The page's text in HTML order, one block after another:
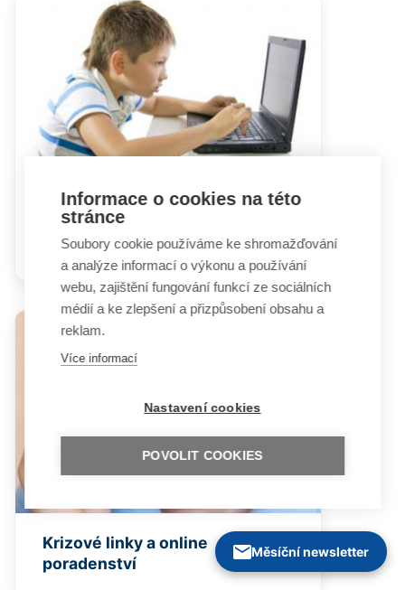
Nebezpečné závislosti v období
karantény
Krizové linky a online
poradenství
Měsíční newsletter
Informace o cookies na této
stránce
Soubory cookie používáme ke shromažďování
a analýze informací o výkonu a používání
webu, zajištění fungování funkcí ze sociálních
médií a ke zlepšení a přizpůsobení obsahu a
reklam.
Více informací
Nastavení cookies
POVOLIT COOKIES